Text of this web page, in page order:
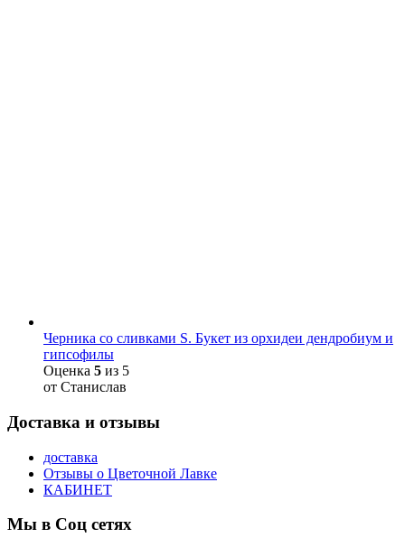
Черника со сливками S. Букет из орхидеи дендробиум и
гипсофилы
Оценка 5 из 5
от Станислав
Доставка и отзывы
доставка
Отзывы о Цветочной Лавке
КАБИНЕТ
Мы в Соц сетях